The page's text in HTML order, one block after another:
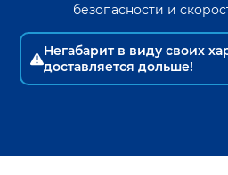
безопасности и
Негабарит в виду своих
доставляется дольше!